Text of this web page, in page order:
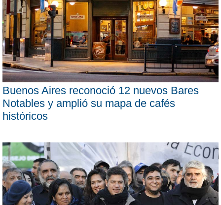
Buenos Aires reconoció 12 nuevos Bares
Notables y amplió su mapa de cafés
históricos